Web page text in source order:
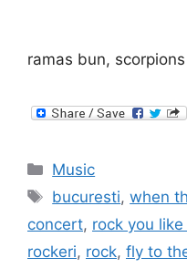
ramas bun,
Categories
Music
Tags
bucuresti,when
concert, rock you
rockeri, rock, fly to